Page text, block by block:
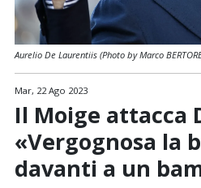
Mar, 22 Ago 2023
Il Moige attacca
«Vergognosa la
davanti a un
Aurelio De Laurentiis (Photo by Marco